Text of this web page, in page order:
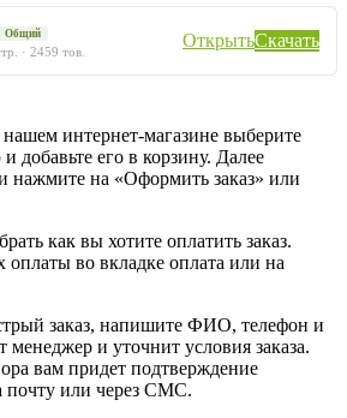
Общий
· 2459 тов.
ОткрытьСкачать
интернет-магазине выберите
добавьте его в корзину. Далее
нажмите на «Оформить заказ» или
как вы хотите оплатить заказ.
во вкладке оплата или на
заказ, напишите ФИО, телефон и
менеджер и уточнит условия заказа.
вам придет подтверждение
почту или через СМС.